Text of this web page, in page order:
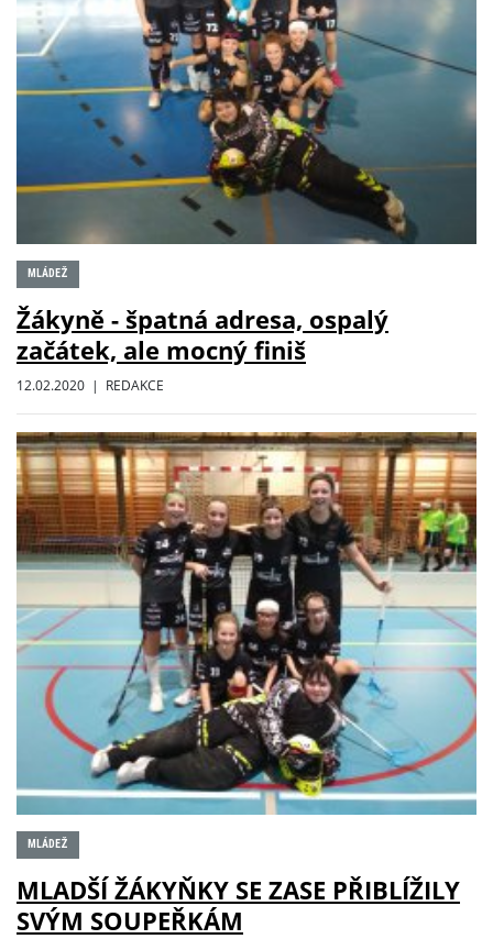
MLÁDEŽ
Žákyně - špatná adresa, ospalý
začátek, ale mocný finiš
12.02.2020 | REDAKCE
MLÁDEŽ
MLADŠÍ ŽÁKYŇKY SE ZASE PŘIBLÍŽILY
SVÝM SOUPEŘKÁM